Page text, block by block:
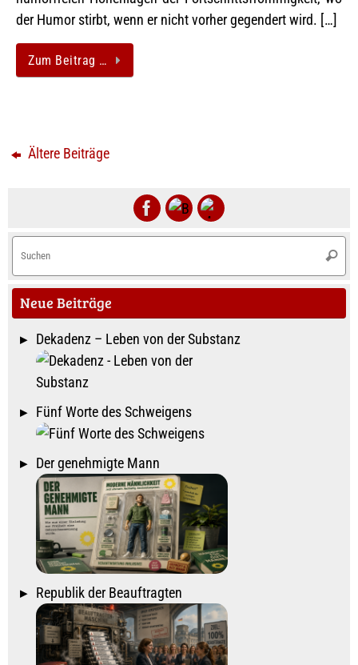
der Humor stirbt, wenn er nicht vorher gegendert wird. […]
Zum Beitrag …
Ältere Beiträge
Neue Beiträge
Dekadenz – Leben von der Substanz
Fünf Worte des Schweigens
Der genehmigte Mann
Republik der Beauftragten